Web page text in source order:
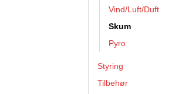
Vind/Luft/Duft
Skum
Pyro
Styring
Tilbehør